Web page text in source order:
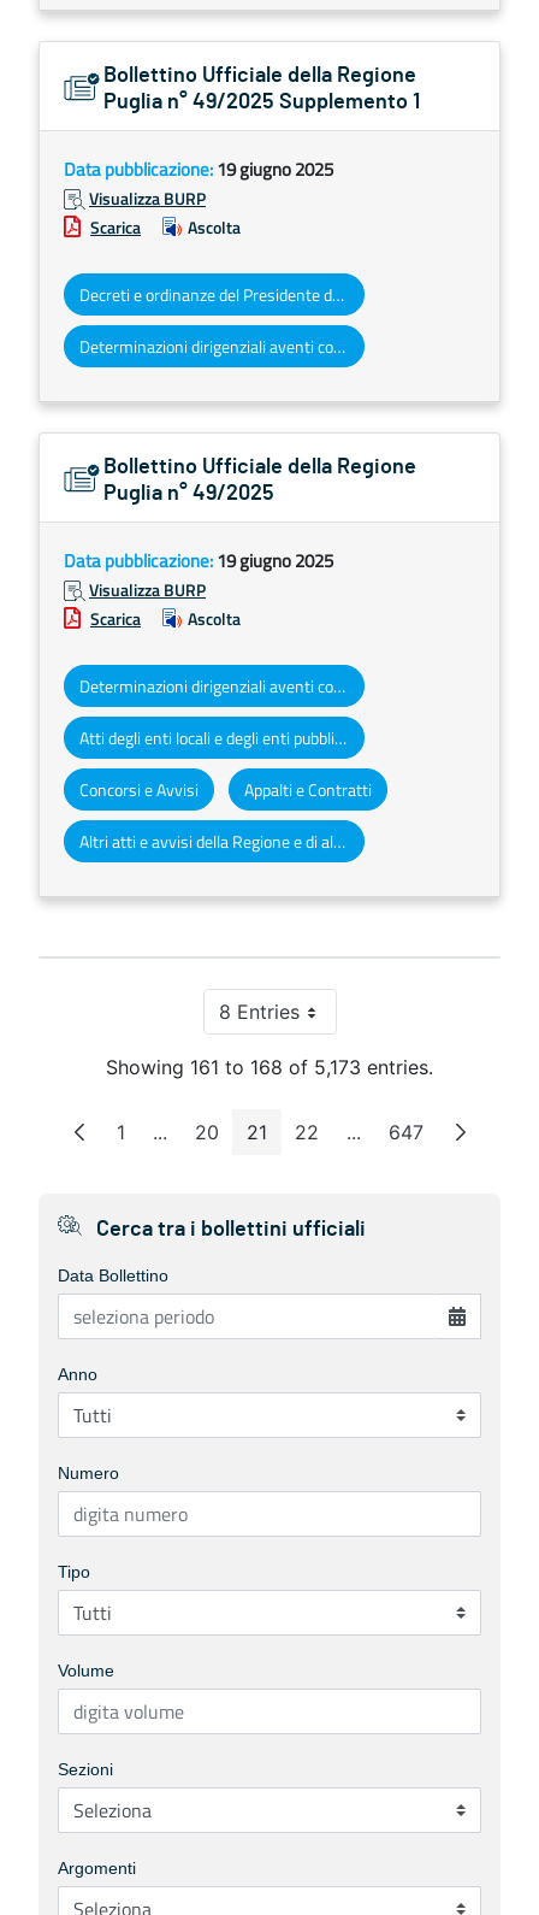
Bollettino Ufficiale della Regione
Puglia n° 49/2025 Supplemento 1
Data pubblicazione:19 giugno 2025
Visualizza BURP
Scarica
Ascolta
Decreti e ordinanze del Presidente della Giunta regionale
Determinazioni dirigenziali aventi contenuto di interesse generale
Bollettino Ufficiale della Regione
Puglia n° 49/2025
Data pubblicazione:19 giugno 2025
Visualizza BURP
Scarica
Ascolta
Determinazioni dirigenziali aventi contenuto di interesse generale
Atti degli enti locali e degli enti pubblici e privati
Concorsi e Avvisi Appalti e Contratti
Altri atti e avvisi della Regione e di altri enti pubblici che interessano la collettività regionale
8 EntriesPer Page
Showing 161 to 168 of 5,173 entries.
Page
1 ...Intermediate Pages
Page
20 Page
21 Page
22 ...Intermediate Pages
Page
647
Cerca tra i bollettini ufficiali
Data Bollettino
Anno
Numero
Tipo
Volume
Sezioni
Argomenti